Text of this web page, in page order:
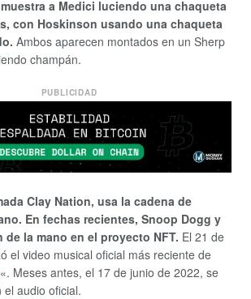
a Medici luciendo una chaqueta
con Hoskinson usando una chaqueta
Ambos aparecen montados en un Sherp
champán.
PUBLICIDAD
Clay Nation, usa la cadena de
En fechas recientes, Snoop Dogg y
de la mano en el proyecto NFT. El 21 de
el video musical oficial más reciente de
«. Meses antes, el 17 de junio de 2022, se
el audio oficial.